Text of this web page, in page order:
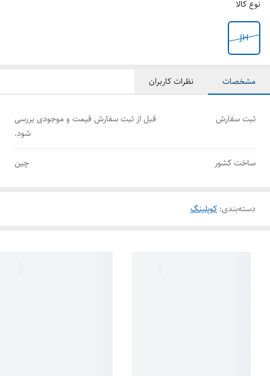
نوع کالا
JH
مشخصات نظرات کاربران
ثبت سفارش
قبل از ثبت سفارش قیمت و موجودی بررسی
شود.
ساخت کشور چین
دسته‌بندی: کوپلینگ